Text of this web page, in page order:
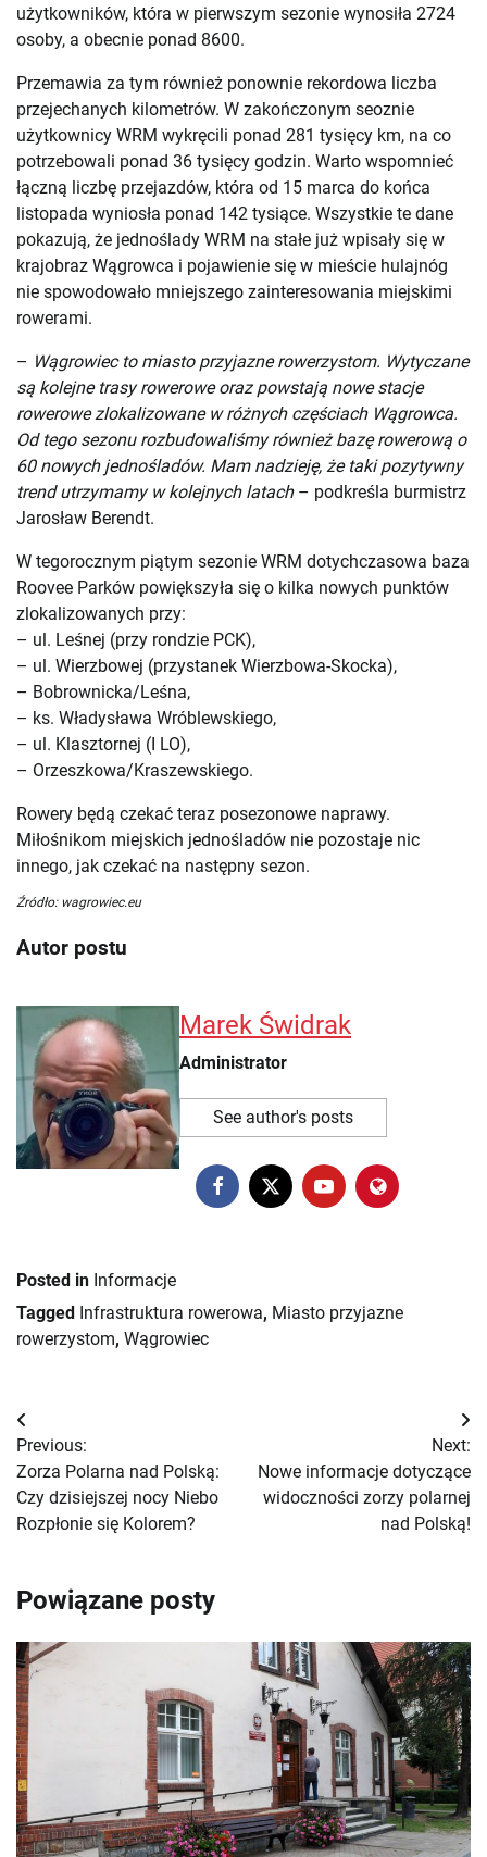
użytkowników, która w pierwszym sezonie wynosiła 2724
osoby, a obecnie ponad 8600.
Przemawia za tym również ponownie rekordowa liczba
przejechanych kilometrów. W zakończonym seoznie
użytkownicy WRM wykręcili ponad 281 tysięcy km, na co
potrzebowali ponad 36 tysięcy godzin. Warto wspomnieć
łączną liczbę przejazdów, która od 15 marca do końca
listopada wyniosła ponad 142 tysiące. Wszystkie te dane
pokazują, że jednoślady WRM na stałe już wpisały się w
krajobraz Wągrowca i pojawienie się w mieście hulajnóg
nie spowodowało mniejszego zainteresowania miejskimi
rowerami.
– Wągrowiec to miasto przyjazne rowerzystom. Wytyczane
są kolejne trasy rowerowe oraz powstają nowe stacje
rowerowe zlokalizowane w różnych częściach Wągrowca.
Od tego sezonu rozbudowaliśmy również bazę rowerową o
60 nowych jednośladów. Mam nadzieję, że taki pozytywny
trend utrzymamy w kolejnych latach– podkreśla burmistrz
Jarosław Berendt.
W tegorocznym piątym sezonie WRM dotychczasowa baza
Roovee Parków powiększyła się o kilka nowych punktów
zlokalizowanych przy:
– ul. Leśnej (przy rondzie PCK),
– ul. Wierzbowej (przystanek Wierzbowa-Skocka),
– Bobrownicka/Leśna,
– ks. Władysława Wróblewskiego,
– ul. Klasztornej (I LO),
– Orzeszkowa/Kraszewskiego.
Rowery będą czekać teraz posezonowe naprawy.
Miłośnikom miejskich jednośladów nie pozostaje nic
innego, jak czekać na następny sezon.
Źródło: wagrowiec.eu
Autor postu
Marek Świdrak
Administrator
See author's posts
Posted in Informacje
Tagged Infrastruktura rowerowa, Miasto przyjazne
rowerzystom, Wągrowiec
Nawigacja
wpisu
Previous:
Zorza Polarna nad Polską:
Czy dzisiejszej nocy Niebo
Rozpłonie się Kolorem?
Next:
Nowe informacje dotyczące
widoczności zorzy polarnej
nad Polską!
Powiązane posty